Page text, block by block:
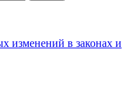
изменений в законах и